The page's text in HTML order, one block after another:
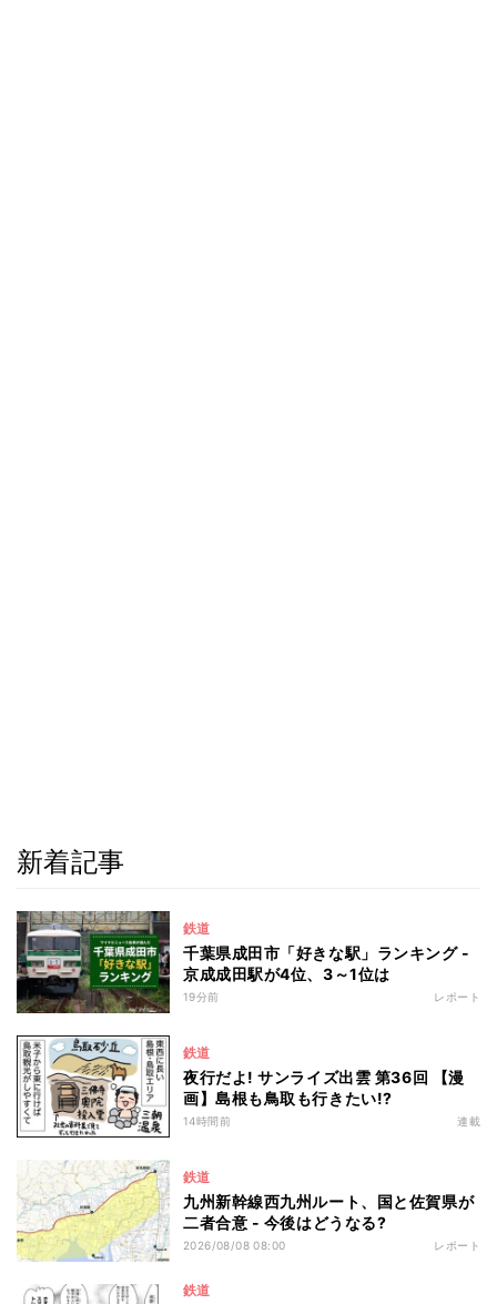
新着記事
鉄道
千葉県成田市「好きな駅」ランキング -
京成成田駅が4位、3～1位は
19分前 レポート
鉄道
夜行だよ! サンライズ出雲 第36回 【漫
画】島根も鳥取も行きたい!?
14時間前 連載
鉄道
九州新幹線西九州ルート、国と佐賀県が
二者合意 - 今後はどうなる?
2026/08/08 08:00 レポート
鉄道